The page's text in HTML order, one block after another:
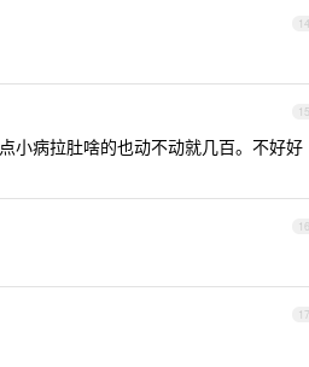
14
15
小病拉肚啥的也动不动就几百。不好好
16
17